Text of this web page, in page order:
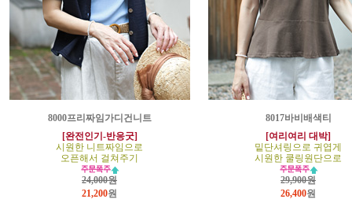
8000프리짜임가디건니트
[완전인기-반응굿]
시원한 니트짜임으로
오픈해서 걸쳐주기
24,000원
21,200원
8017바비배색티
[여리여리 대박]
밑단셔링으로 귀엽게
시원한 쿨링원단으로
29,900원
26,400원